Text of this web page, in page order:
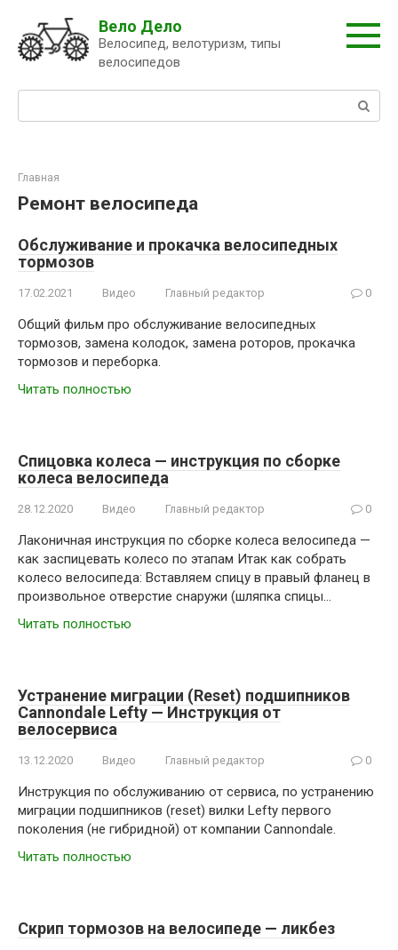
контенту
Вело Дело
Велосипед, велотуризм, типы
велосипедов
Главная
Ремонт велосипеда
Обслуживание и прокачка велосипедных
тормозов
17.02.2021 Видео Главный редактор 0
Общий фильм про обслуживание велосипедных
тормозов, замена колодок, замена роторов, прокачка
тормозов и переборка.
Читать полностью
Спицовка колеса — инструкция по сборке
колеса велосипеда
28.12.2020 Видео Главный редактор 0
Лаконичная инструкция по сборке колеса велосипеда —
как заспицевать колесо по этапам Итак как собрать
колесо велосипеда: Вставляем спицу в правый фланец в
произвольное отверстие снаружи (шляпка спицы…
Читать полностью
Устранение миграции (Reset) подшипников
Cannondale Lefty — Инструкция от
велосервиса
13.12.2020 Видео Главный редактор 0
Инструкция по обслуживанию от сервиса, по устранению
миграции подшипников (reset) вилки Lefty первого
поколения (не гибридной) от компании Cannondale.
Читать полностью
Скрип тормозов на велосипеде — ликбез